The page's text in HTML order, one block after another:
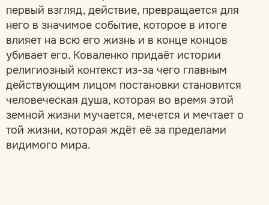
первый взгляд, действие, превращается для
него в значимое событие, которое в итоге
влияет на всю его жизнь и в конце концов
убивает его. Коваленко придаёт истории
религиозный контекст из-за чего главным
действующим лицом постановки становится
человеческая душа, которая во время этой
земной жизни мучается, мечется и мечтает о
той жизни, которая ждёт её за пределами
видимого мира.